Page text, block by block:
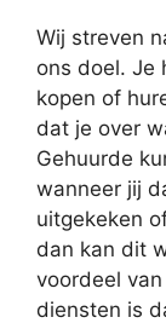
Wij streven
ons doel. Je
kopen of
dat je over
Gehuurde
wanneer jij
uitgekeken
dan kan dit
voordeel
diensten is